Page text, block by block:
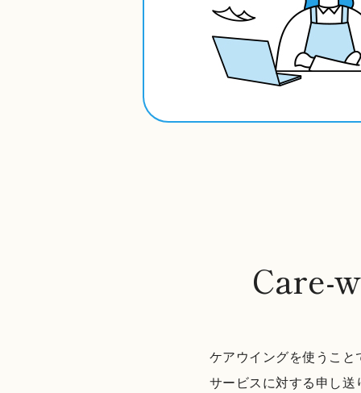
Care-
ケアウイングを使うこ
サービスに対する申し